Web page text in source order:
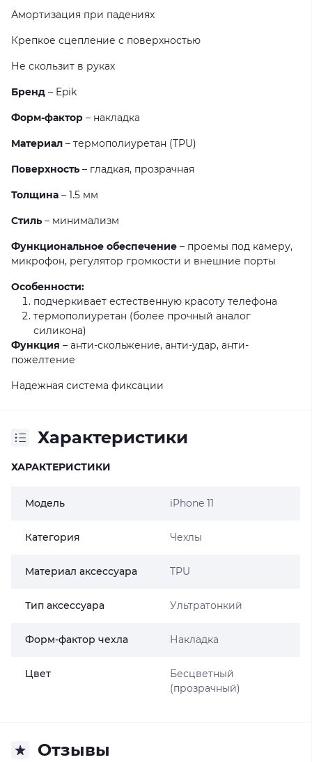
Амортизация при падениях
Крепкое сцепление с поверхностью
Не скользит в руках
Бренд – Epik
Форм-фактор – накладка
Материал – термополиуретан (TPU)
Поверхность – гладкая, прозрачная
Толщина – 1.5 мм
Стиль – минимализм
Функциональное обеспечение – проемы под камеру,
микрофон, регулятор громкости и внешние порты
Особенности:
подчеркивает естественную красоту телефона
термополиуретан (более прочный аналог
силикона)
Функция – анти-скольжение, анти-удар, анти-
пожелтение
Надежная система фиксации
Характеристики
ХАРАКТЕРИСТИКИ
Модель iPhone 11
Категория Чехлы
Материал аксессуара TPU
Тип аксессуара Ультратонкий
Форм-фактор чехла Накладка
Цвет
Бесцветный
(прозрачный)
Отзывы